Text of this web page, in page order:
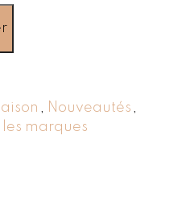
, Nouveautés ,
les marques